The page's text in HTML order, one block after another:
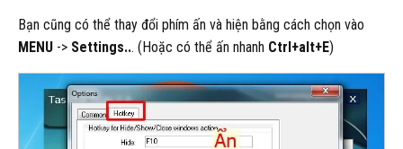
Bạn cũng có thể thay đổi phím ấn và hiện bằng cách chọn vào
MENU -> Settings... (Hoặc có thể ấn nhanh Ctrl+alt+E)